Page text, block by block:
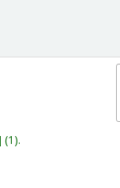
(1).